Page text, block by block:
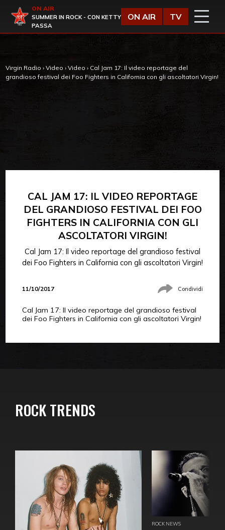
Virgin Radio
ON AIR
SUMMER IN ROCK - CON KETTY
PASSA
ON AIR TV
Virgin Radio › Video › Video › Cal Jam 17: Il video reportage del
grandioso festival dei Foo Fighters in California con gli ascoltatori Virgin!
CAL JAM 17: IL VIDEO REPORTAGE
DEL GRANDIOSO FESTIVAL DEI FOO
FIGHTERS IN CALIFORNIA CON GLI
ASCOLTATORI VIRGIN!
Cal Jam 17: Il video reportage del grandioso festival
dei Foo Fighters in California con gli ascoltatori Virgin!
11/10/2017 Condividi
Cal Jam 17: Il video reportage del grandioso festival
dei Foo Fighters in California con gli ascoltatori Virgin!
ROCK TRENDS
ROCK NEWS